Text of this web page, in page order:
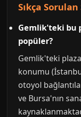
Sıkça Sorulan
Gemlik'teki bu
popüler?
Gemlik'teki
konumu
otoyol
ve Bursa'nın